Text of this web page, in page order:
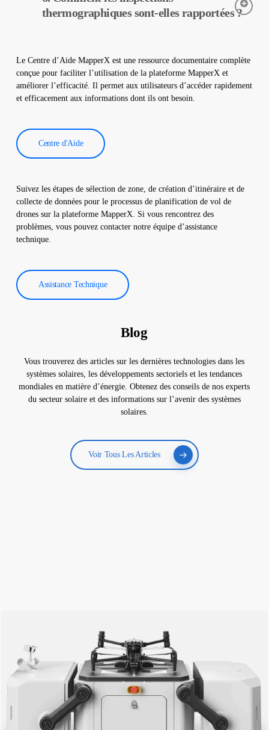
solaires. Elles aident à la détection précoce des pannes et à
thermographiques sont-elles rapportées ?
utilisés pour améliorer l’efficacité des centrales solaires et
réduire les coûts d’exploitation.
Le Centre d’Aide MapperX est une ressource documentaire complète
conçue pour faciliter l’utilisation de la plateforme MapperX et
améliorer l’efficacité. Il permet aux utilisateurs d’accéder rapidement
et efficacement aux informations dont ils ont besoin.
Centre d'Aide
Suivez les étapes de sélection de zone, de création d’itinéraire et de
collecte de données pour le processus de planification de vol de
drones sur la plateforme MapperX. Si vous rencontrez des
problèmes, vous pouvez contacter notre équipe d’assistance
technique.
Assistance Technique
Blog
Vous trouverez des articles sur les dernières technologies dans les
systèmes solaires, les développements sectoriels et les tendances
mondiales en matière d’énergie. Obtenez des conseils de nos experts
du secteur solaire et des informations sur l’avenir des systèmes
solaires.
Voir Tous Les Articles